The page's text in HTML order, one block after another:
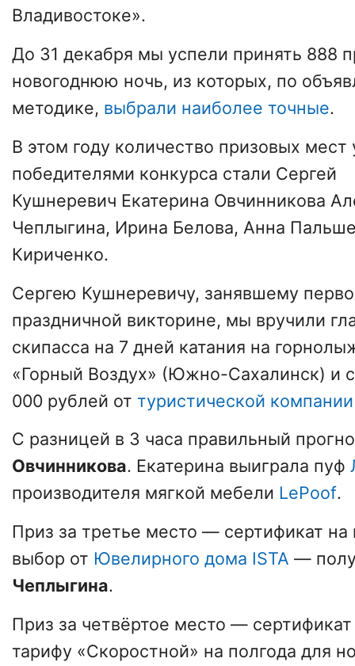
Владивостоке».
До 31 декабря мы успели принять 888
новогоднюю ночь, из которых, по
методике, выбрали наиболее точные.
В этом году количество призовых мест
победителями конкурса стали Сергей
Кушнеревич Екатерина Овчинникова
Чеплыгина, Ирина Белова, Анна
Кириченко.
Сергею Кушнеревичу, занявшему
праздничной викторине, мы вручили
скипасса на 7 дней катания на
«Горный Воздух» (Южно-Сахалинск) и
000 рублей от туристической
С разницей в 3 часа правильный
Овчинникова. Екатерина выиграла пуф
производителя мягкой мебели LePoof.
Приз за третье место — сертификат
выбор от Ювелирного дома ISTA —
Чеплыгина.
Приз за четвёртое место —
тарифу «Скоростной» на полгода для